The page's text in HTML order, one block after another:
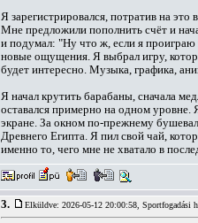
Я зарегистрировался, потратив на
Мне предложили пополнить счёт и
и подумал: "Ну что ж, если я проиграю
новые ощущения. Я выбрал игру,
будет интересно. Музыка, графика,
Я начал крутить барабаны, сначала
оставался примерно на одном
экране. За окном по-прежнему
Древнего Египта. Я пил свой чай,
именно то, чего мне не хватало в
3. Elküldve: 2026-05-12 20:00:58, Sportfogadási